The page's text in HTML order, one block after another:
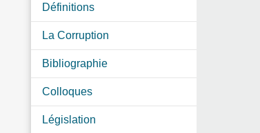
Définitions
La Corruption
Bibliographie
Colloques
Législation